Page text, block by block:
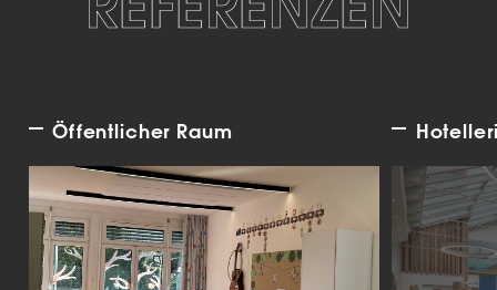
Öffentlicher Raum